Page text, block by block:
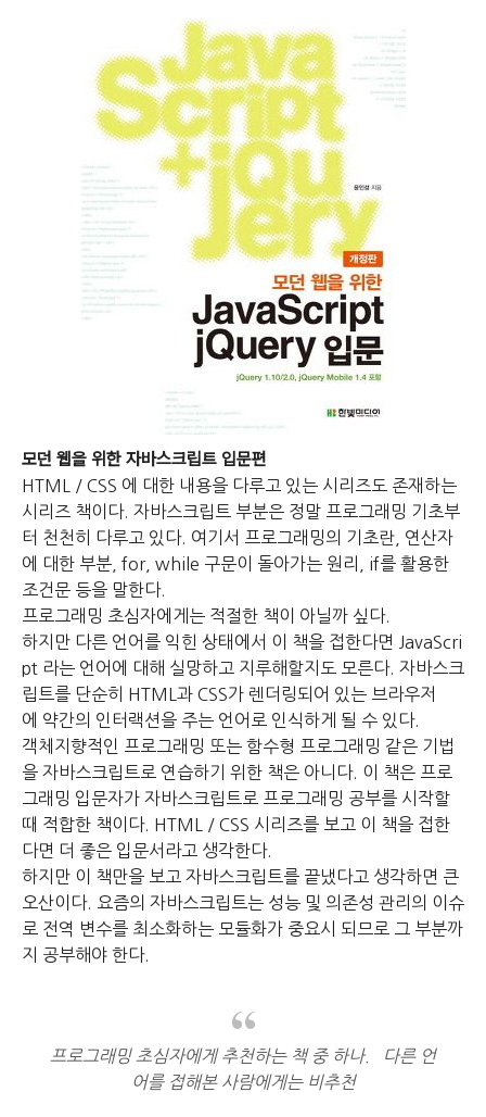
모던 웹을 위한 자바스크립트 입문편
HTML / CSS 에 대한 내용을 다루고 있는 시리즈도 존재하는
시리즈 책이다. 자바스크립트 부분은 정말 프로그래밍 기초부
터 천천히 다루고 있다. 여기서 프로그래밍의 기초란, 연산자
에 대한 부분, for, while 구문이 돌아가는 원리, if를 활용한
조건문 등을 말한다.
프로그래밍 초심자에게는 적절한 책이 아닐까 싶다.
하지만 다른 언어를 익힌 상태에서 이 책을 접한다면 JavaScri
pt 라는 언어에 대해 실망하고 지루해할지도 모른다. 자바스크
립트를 단순히 HTML과 CSS가 렌더링되어 있는 브라우저
에 약간의 인터랙션을 주는 언어로 인식하게 될 수 있다.
객체지향적인 프로그래밍 또는 함수형 프로그래밍 같은 기법
을 자바스크립트로 연습하기 위한 책은 아니다. 이 책은 프로
그래밍 입문자가 자바스크립트로 프로그래밍 공부를 시작할
때 적합한 책이다.
HTML / CSS 시리즈를 보고 이 책을 접한
다면 더 좋은 입문서라고 생각한다.
하지만 이 책만을 보고 자바스크립트를 끝냈다고 생각하면 큰
오산이다.
요즘의 자바스크립트는 성능 및 의존성 관리의 이슈
로 전역 변수를 최소화하는 모듈화가 중요시 되므로 그 부분까
지 공부해야 한다.
프로그래밍 초심자에게 추천하는 책 중 하나. 다른 언
어를 접해본 사람에게는 비추천